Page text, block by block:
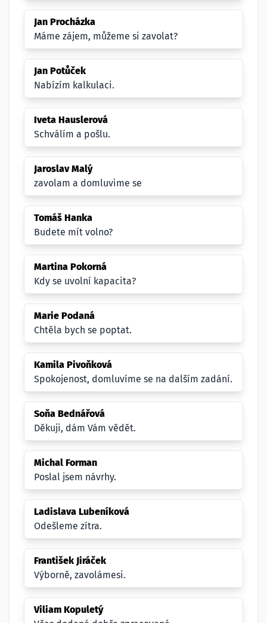
Jan Procházka
Máme zájem, můžeme si zavolat?
Jan Potůček
Nabízím kalkulaci.
Iveta Hauslerová
Schválím a pošlu.
Jaroslav Malý
zavolam a domluvime se
Tomáš Hanka
Budete mít volno?
Martina Pokorná
Kdy se uvolní kapacita?
Marie Podaná
Chtěla bych se poptat.
Kamila Pivoňková
Spokojenost, domluvíme se na dalším zadání.
Soňa Bednářová
Děkuji, dám Vám vědět.
Michal Forman
Poslal jsem návrhy.
Ladislava Lubeníková
Odešleme zítra.
František Jiráček
Výborně, zavolámesi.
Viliam Kopuletý